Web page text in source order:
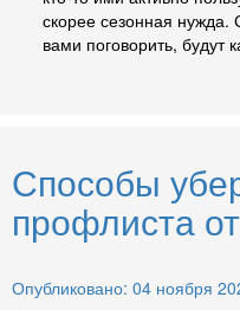
скорее сезонная нужда.
вами поговорить, будут
Способы
профлиста
Опубликовано: 04 ноября